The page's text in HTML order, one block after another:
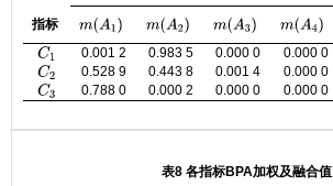
指标 m(A1) m(A2) m(A3) m(A4)
C1 0.001 2 0.983 5 0.000 0 0.000 0
C2 0.528 9 0.443 8 0.001 4 0.000 0
C3 0.788 0 0.000 2 0.000 0 0.000 0
表8 各指标BPA加权及融合值